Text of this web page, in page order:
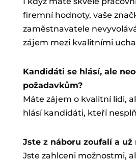
firemní hodnoty, vaše
zaměstnavatele
zájem mezi kvalitními
Kandidáti se hlásí, ale
požadavkům?
Máte zájem o kvalitní lidi,
hlásí kandidáti, kteří
Jste z náboru zoufalí a už
Jste zahlceni možnostmi,